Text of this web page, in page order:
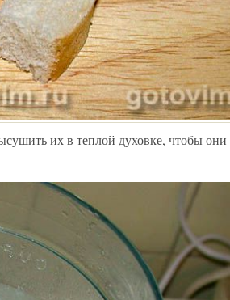
их в теплой духовке, чтобы они